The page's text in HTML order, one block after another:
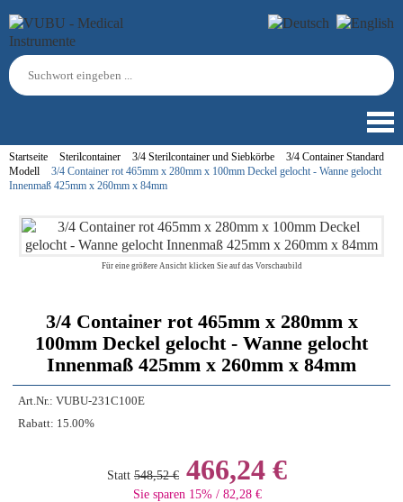
Startseite Sterilcontainer 3/4 Sterilcontainer und Siebkörbe
3/4 Container Standard
Modell
3/4 Container rot 465mm x 280mm x 100mm Deckel gelocht - Wanne gelocht
Innenmaß 425mm x 260mm x 84mm
Für eine größere Ansicht klicken Sie auf das Vorschaubild
3/4 Container rot 465mm x 280mm x
100mm Deckel gelocht - Wanne gelocht
Innenmaß 425mm x 260mm x 84mm
Art.Nr.: VUBU-231C100E
Rabatt: 15.00%
Statt 548,52 € 466,24 €
Sie sparen 15% / 82,28 €